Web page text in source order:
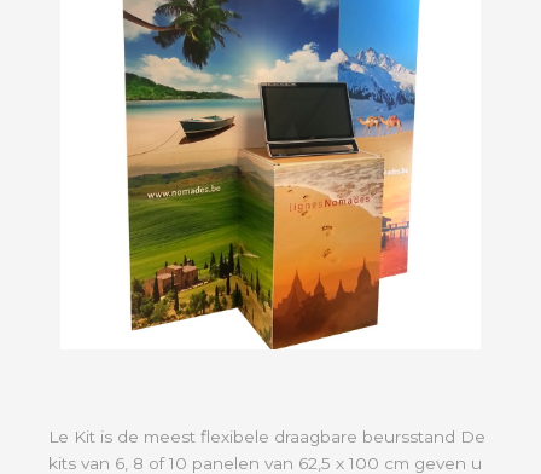
Le Kit is de meest flexibele draagbare beursstand De
kits van 6, 8 of 10 panelen van 62,5 x 100 cm geven u